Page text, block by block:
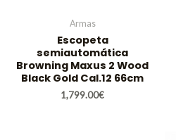
Armas
Escopeta
semiautomática
Browning Maxus 2 Wood
Black Gold Cal.12 66cm
1,799.00€